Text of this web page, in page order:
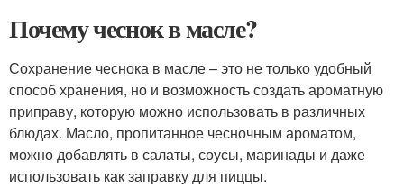
Почему чеснок в масле?
Сохранение чеснока в масле – это не только удобный
способ хранения, но и возможность создать ароматную
приправу, которую можно использовать в различных
блюдах. Масло, пропитанное чесночным ароматом,
можно добавлять в салаты, соусы, маринады и даже
использовать как заправку для пиццы.